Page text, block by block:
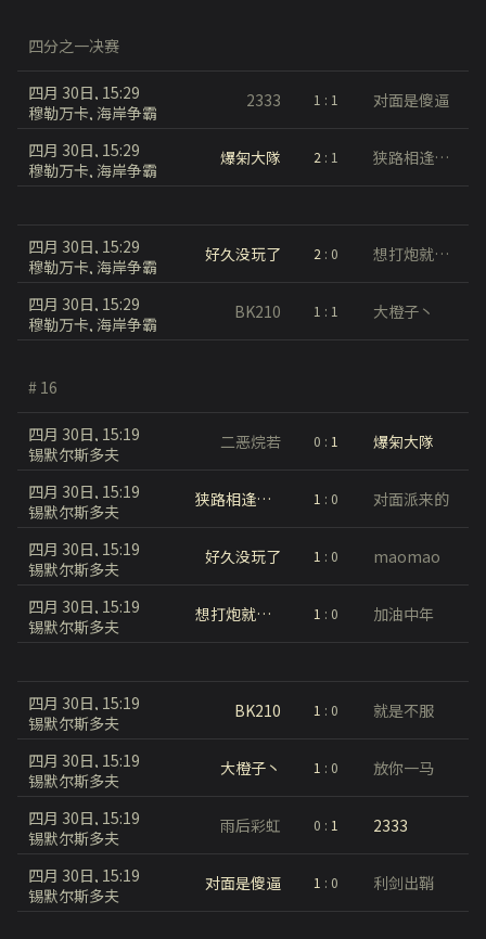
四分之一决赛
四月 30日, 15:29
穆勒万卡, 海岸争霸
2333 1 : 1 对面是傻逼
四月 30日, 15:29
穆勒万卡, 海岸争霸
爆匊大隊 2 : 1 狭路相逢军团
四月 30日, 15:29
穆勒万卡, 海岸争霸
好久没玩了 2 : 0 想打炮就能打炮
四月 30日, 15:29
穆勒万卡, 海岸争霸
BK210 1 : 1 大橙子丶
# 16
四月 30日, 15:19
锡默尔斯多夫
二恶烷若 0 : 1 爆匊大隊
四月 30日, 15:19
锡默尔斯多夫
狭路相逢军团 1 : 0 对面派来的
四月 30日, 15:19
锡默尔斯多夫
好久没玩了 1 : 0 maomao
四月 30日, 15:19
锡默尔斯多夫
想打炮就能打炮 1 : 0 加油中年
四月 30日, 15:19
锡默尔斯多夫
BK210 1 : 0 就是不服
四月 30日, 15:19
锡默尔斯多夫
大橙子丶 1 : 0 放你一马
四月 30日, 15:19
锡默尔斯多夫
雨后彩虹 0 : 1 2333
四月 30日, 15:19
锡默尔斯多夫
对面是傻逼 1 : 0 利剑出鞘